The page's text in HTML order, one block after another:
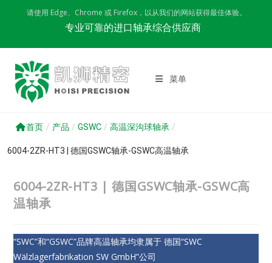
请使用 Edge、Chrome 或 Firefox，以从我们的网站获得最佳体验。
专业可靠的进口轴承综合供应商
菜单
首页 / 产品 / GSWC / 高温深沟球轴承 /
6004-2ZR-HT3 | 德国GSWC轴承-GSWC高温轴承
6004-2ZR-HT3 | 德国GSWC轴承-GSWC高
温轴承
“SWC”和“GSWC”品牌高温轴承均隶属于 德国“SWC
Wälzlagerfabrikation SW GmbH”公司